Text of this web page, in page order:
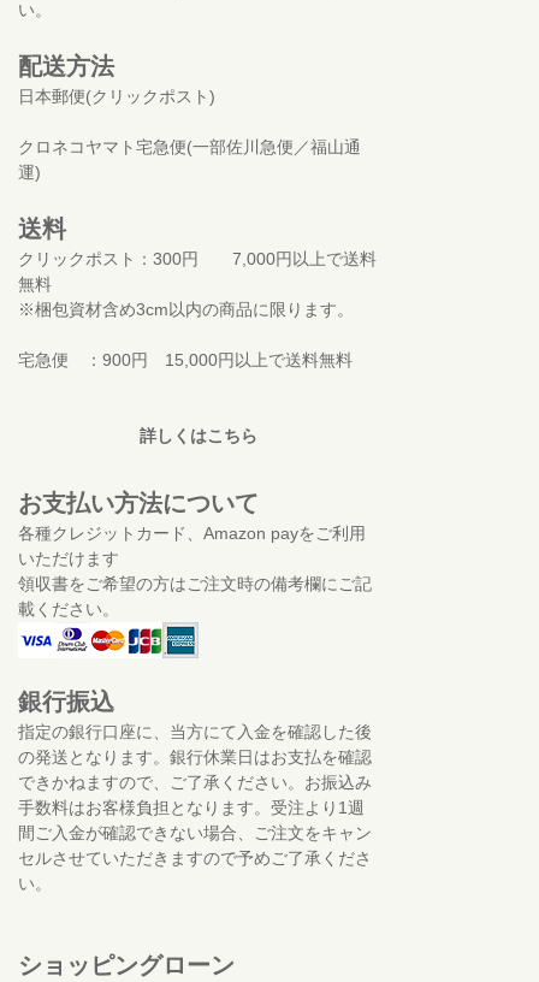
い。
配送方法
日本郵便(クリックポスト)
クロネコヤマト宅急便(一部佐川急便／福山通
運)
送料
クリックポスト：300円 7,000円以上で送料
無料
※梱包資材含め3cm以内の商品に限ります。
宅急便 ：900円 15,000円以上で送料無料
詳しくはこちら
お支払い方法について
各種クレジットカード、Amazon payをご利用
いただけます
領収書をご希望の方はご注文時の備考欄にご記
載ください。
銀行振込
指定の銀行口座に、当方にて入金を確認した後
の発送となります。銀行休業日はお支払を確認
できかねますので、ご了承ください。お振込み
手数料はお客様負担となります。受注より1週
間ご入金が確認できない場合、ご注文をキャン
セルさせていただきますので予めご了承くださ
い。
ショッピングローン